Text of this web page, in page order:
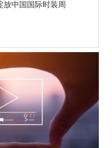
放中国国际时装周